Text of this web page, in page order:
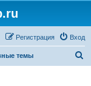
Вход
Регистрация
темы